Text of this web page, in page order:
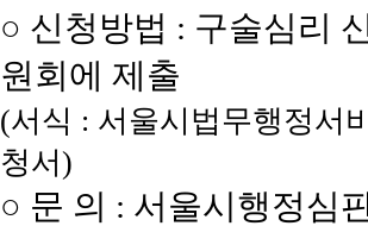
○ 신청방법 : 구술심리
원회에 제출
(서식 : 서울시법무행정
청서)
○ 문 의 : 서울시행정심